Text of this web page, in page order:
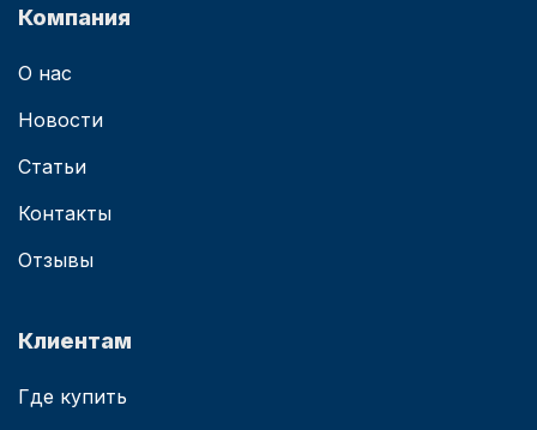
Компания
О нас
Новости
Статьи
Контакты
Отзывы
Клиентам
Где купить